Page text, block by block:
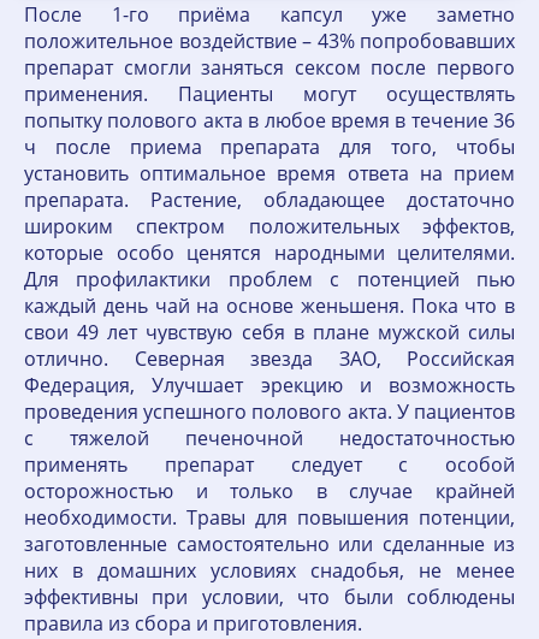
После 1-го приёма капсул уже заметно
положительное воздействие – 43% попробовавших
препарат смогли заняться сексом после первого
применения. Пациенты могут осуществлять
попытку полового акта в любое время в течение 36
ч после приема препарата для того, чтобы
установить оптимальное время ответа на прием
препарата. Растение, обладающее достаточно
широким спектром положительных эффектов,
которые особо ценятся народными целителями.
Для профилактики проблем с потенцией пью
каждый день чай на основе женьшеня. Пока что в
свои 49 лет чувствую себя в плане мужской силы
отлично. Северная звезда ЗАО, Российская
Федерация, Улучшает эрекцию и возможность
проведения успешного полового акта. У пациентов
с тяжелой печеночной недостаточностью
применять препарат следует с особой
осторожностью и только в случае крайней
необходимости. Травы для повышения потенции,
заготовленные самостоятельно или сделанные из
них в домашних условиях снадобья, не менее
эффективны при условии, что были соблюдены
правила из сбора и приготовления.